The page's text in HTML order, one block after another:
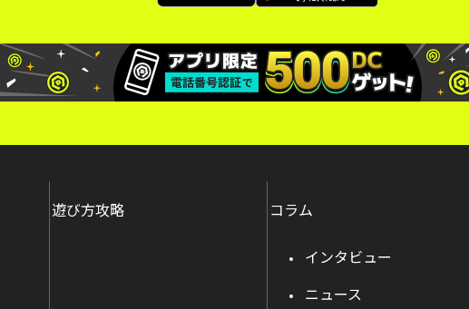
遊び方攻略 コラム
インタビュー
ニュース